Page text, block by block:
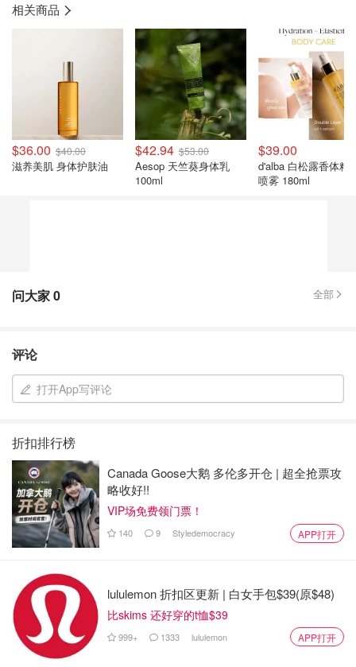
相关商品
$36.00 $40.00
滋养美肌 身体护肤油
$42.94 $53.00
Aesop 天竺葵身体乳
100ml
$39.00
d'alba 白松露香体精
喷雾 180ml
问大家0 全部
评论
打开App写评论
折扣排行榜
Canada Goose大鹅 多伦多开仓 | 超全抢票攻
略收好!!
VIP场免费领门票！
140 9 Styledemocracy APP打开
lululemon 折扣区更新 | 白女手包$39(原$48)
比skims 还好穿的t恤$39
999+ 1333 lululemon APP打开